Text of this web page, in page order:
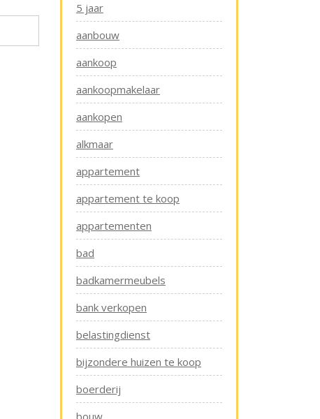
5 jaar
aanbouw
aankoop
aankoopmakelaar
aankopen
alkmaar
appartement
appartement te koop
appartementen
bad
badkamermeubels
bank verkopen
belastingdienst
bijzondere huizen te koop
boerderij
bouw